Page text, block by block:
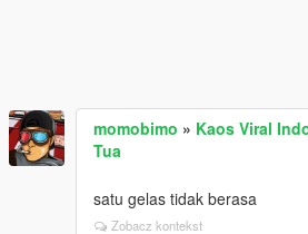
momobimo » Kaos Viral
Tua
satu gelas tidak berasa
Zobacz kontekst